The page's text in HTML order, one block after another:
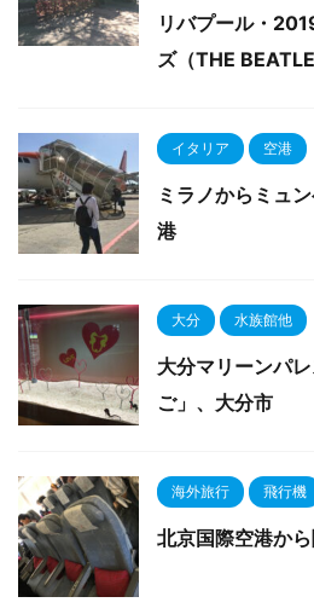
リバプール・
ズ（THE
イタリア 空港
ミラノからミュ
港
大分 水族館他
大分マリーンパ
ご」、大分市
海外旅行 飛行機
北京国際空港か